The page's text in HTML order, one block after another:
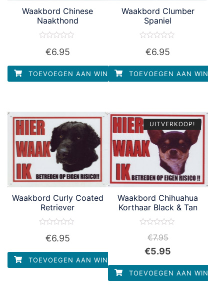
Waakbord Chinese
Naakthond
5
€6.95
TOEVOEGEN AAN WINKELWAGEN
Waakbord Clumber
Spaniel
5
€6.95
TOEVOEGEN AAN
Waakbord Curly Coated
Retriever
5
€6.95
TOEVOEGEN AAN WINKELWAGEN
UITVERKOOP!
Waakbord Chihuahua
Korthaar Black & Tan
€7.95
€5.95
TOEVOEGEN AAN